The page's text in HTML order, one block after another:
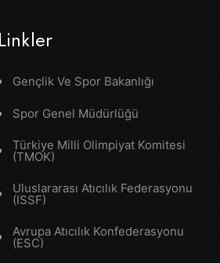
Linkler
Gençlik Ve Spor Bakanlığı
Spor Genel Müdürlüğü
Türkiye Milli Olimpiyat Komitesi
(TMOK)
Uluslararası Atıcılık Federasyonu
(ISSF)
Avrupa Atıcılık Konfederasyonu
(ESC)